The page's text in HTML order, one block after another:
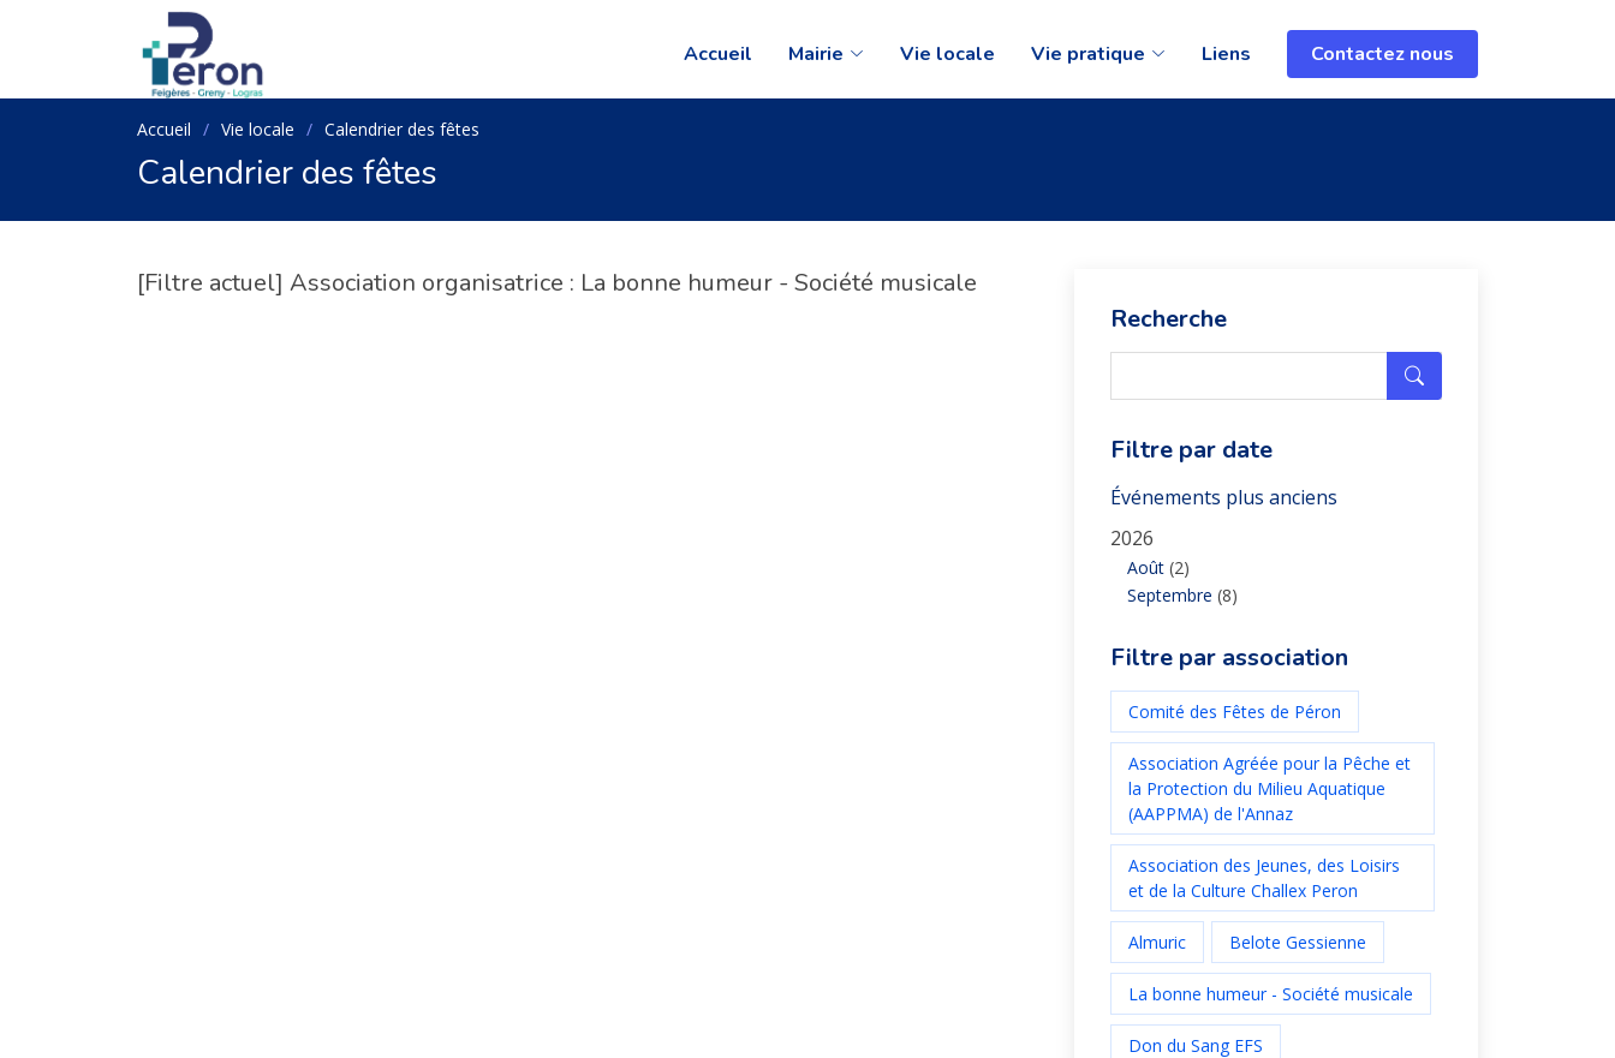
Accueil Mairie Vie locale Vie pratique Liens Contactez nous
Accueil Vie locale Calendrier des fêtes
Calendrier des fêtes
[Filtre actuel] Association organisatrice : La bonne humeur - Société musicale
Recherche
Filtre par date
Événements plus anciens
2026
Août (2)
Septembre (8)
Filtre par association
Comité des Fêtes de Péron
Association Agréée pour la Pêche et
la Protection du Milieu Aquatique
(AAPPMA) de l'Annaz
Association des Jeunes, des Loisirs
et de la Culture Challex Peron
Almuric Belote Gessienne
La bonne humeur - Société musicale
Don du Sang EFS